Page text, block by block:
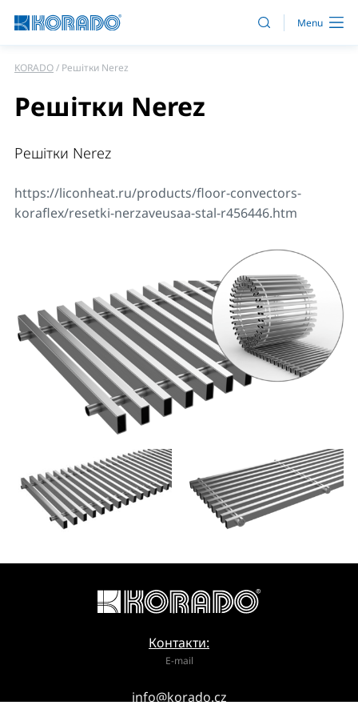
KORADO Решітки Nerez
Решітки Nerez
Решітки Nerez
https://liconheat.ru/products/floor-convectors-
koraflex/resetki-nerzaveusaa-stal-r456446.htm
Контакти:
E-mail
info@korado.cz